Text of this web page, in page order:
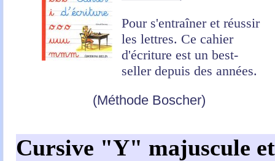
Pour s'entraîner et réussir
les lettres. Ce cahier
d'écriture est un best-
seller depuis des années.
(Méthode Boscher)
Cursive "Y" majuscule